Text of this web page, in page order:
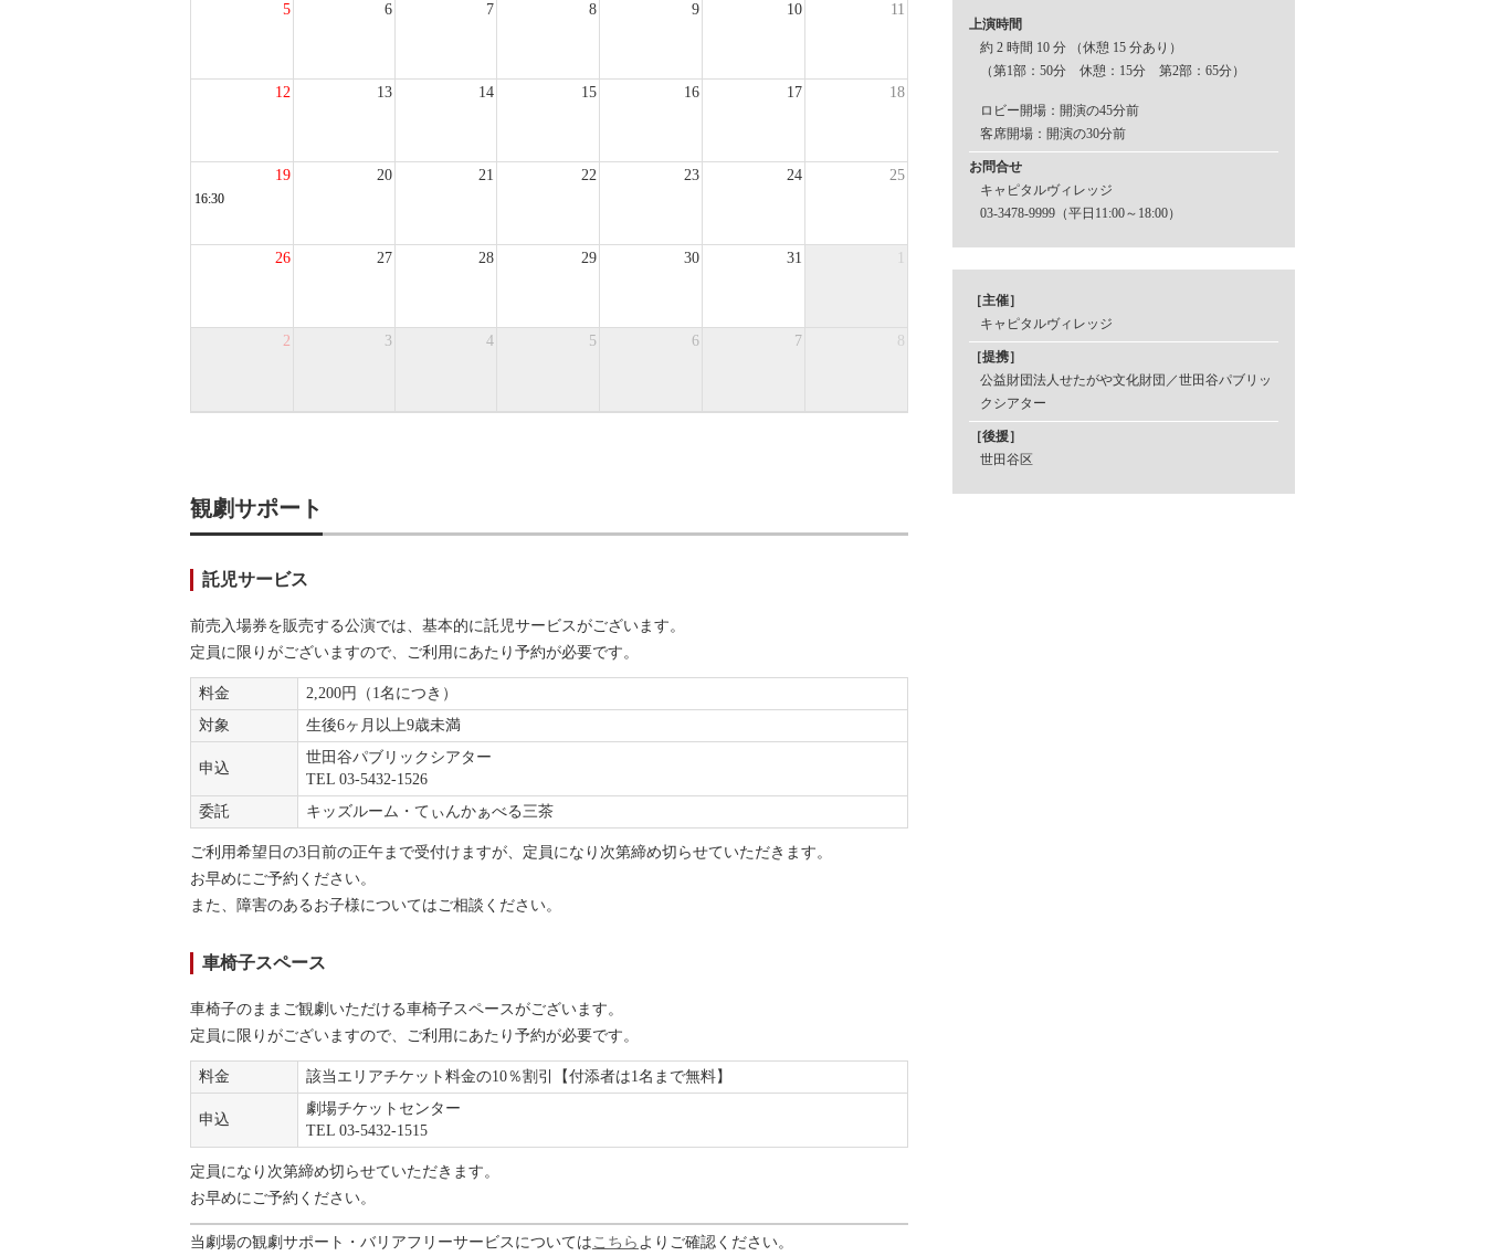
5 6 7 8 9 10 11
12 13 14 15 16 17 18
19 20 21 22 23 24 25
16:30
26 27 28 29 30 31
2 3 4 5 6 7 8
観劇サポート
託児サービス
前売入場券を販売する公演では、基本的に託児サービスがございます。
定員に限りがございますので、ご利用にあたり予約が必要です。
料金
2,200円（1名につき）
対象
生後6ヶ月以上9歳未満
申込
世田谷パブリックシアター
TEL 03-5432-1526
委託
キッズルーム・てぃんかぁべる三茶
ご利用希望日の3日前の正午まで受付けますが、定員になり次第締め切らせていただきます。
お早めにご予約ください。
また、障害のあるお子様についてはご相談ください。
車椅子スペース
車椅子のままご観劇いただける車椅子スペースがございます。
定員に限りがございますので、ご利用にあたり予約が必要です。
料金 該当エリアチケット料金の10％割引【付添者は1名まで無料】
申込
劇場チケットセンター
TEL 03-5432-1515
定員になり次第締め切らせていただきます。
お早めにご予約ください。
当劇場の観劇サポート・バリアフリーサービスについては こちら よりご確認ください。
上演時間
約 2 時間 10 分 （休憩 15 分あり）
（第1部：50分 休憩：15分 第2部：65分）
ロビー開場：開演の45分前
客席開場：開演の30分前
お問合せ
キャピタルヴィレッジ
03-3478-9999（平日11:00～18:00）
［主催］
キャピタルヴィレッジ
［提携］
公益財団法人せたがや文化財団／世田谷パブリッ
クシアター
［後援］
世田谷区